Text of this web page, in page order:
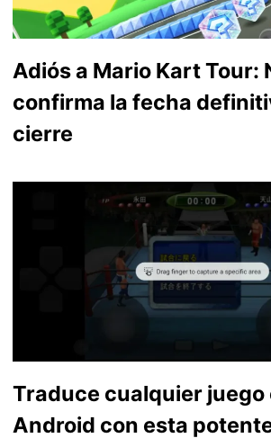
Adiós a Mario Kart Tour:
confirma la fecha
cierre
Traduce cualquier juego
Android con esta